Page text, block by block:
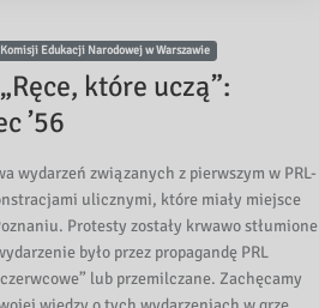
Edukacji Narodowej w Warszawie
które uczą”:
’56
wydarzeń związanych z pierwszym w PRL-
ulicznymi, które miały miejsce
Protesty zostały krwawo stłumione
było przez propagandę PRL
lub przemilczane. Zachęcamy